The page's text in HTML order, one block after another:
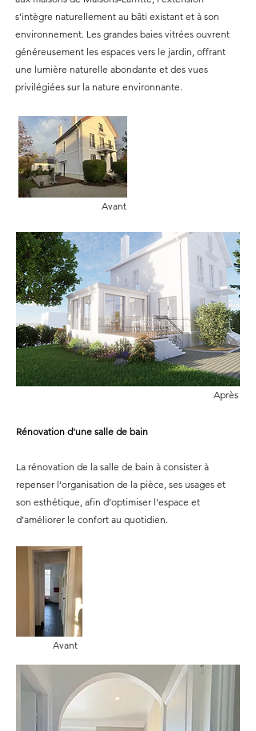
s’intègre naturellement au bâti existant et à son
environnement. Les grandes baies vitrées ouvrent
généreusement les espaces vers le jardin, offrant
une lumière naturelle abondante et des vues
privilégiées sur la nature environnante.
Avant
Après
Rénovation d'une salle de bain
La rénovation de la salle de bain à consister à
repenser l’organisation de la pièce, ses usages et
son esthétique, afin d’optimiser l’espace et
d’améliorer le confort au quotidien.
Avant